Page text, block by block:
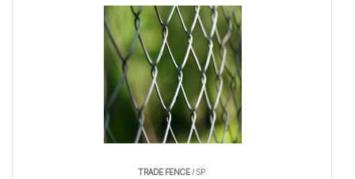
TRADE FENCE/ SP